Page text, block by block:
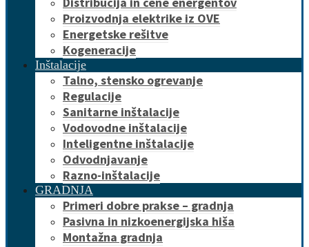
Proizvodnja elektrike iz OVE
Energetske rešitve
Kogeneracije
Inštalacije
Talno, stensko ogrevanje
Regulacije
Sanitarne inštalacije
Vodovodne inštalacije
Inteligentne inštalacije
Odvodnjavanje
Razno-inštalacije
GRADNJA
Primeri dobre prakse – gradnja
Pasivna in nizkoenergijska hiša
Montažna gradnja